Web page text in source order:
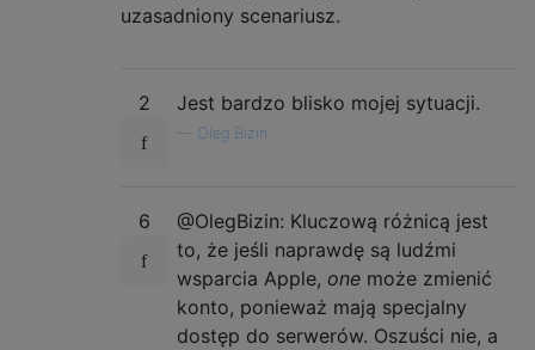
uzasadniony scenariusz.
2 Jest bardzo blisko mojej sytuacji.
Oleg Bizin
6
@OlegBizin: Kluczową różnicą jest
to, że jeśli naprawdę są ludźmi
wsparcia Apple, one może zmienić
konto, ponieważ mają specjalny
dostęp do serwerów. Oszuści nie, a